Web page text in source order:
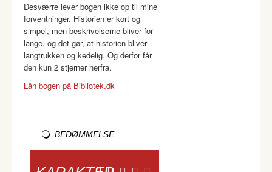
Desværre lever bogen ikke op til mine
forventninger. Historien er kort og
simpel, men beskrivelserne bliver for
lange, og det gør, at historien bliver
langtrukken og kedelig. Og derfor får
den kun 2 stjerner herfra.
Lån bogen på Bibliotek.dk
BEDØMMELSE